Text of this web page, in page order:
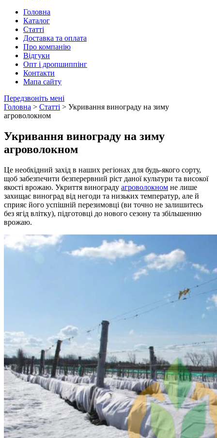
Головна
Каталог
Статті
Доставка та оплата
Про компанію
Відгуки
Опт і дропшиппінг
Контакти
Мапа сайту
Передзвоніть мені
Головна > Статті > Укривання винограду на зиму
агроволокном
Укривання винограду на зиму
агроволокном
Це необхідний захід в наших регіонах для будь-якого сорту,
щоб забезпечити безперервний ріст даної культури та високої
якості врожаю. Укриття винограду агроволокном не лише
захищає виноград від негоди та низьких температур, але й
сприяє його успішній перезимовці (ви точно не залишитесь
без ягід влітку), підготовці до нового сезону та збільшенню
врожаю.